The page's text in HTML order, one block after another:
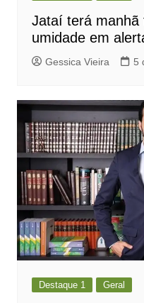
Jataí terá manhã
umidade em
Gessica Vieira 5
Destaque 1 Geral